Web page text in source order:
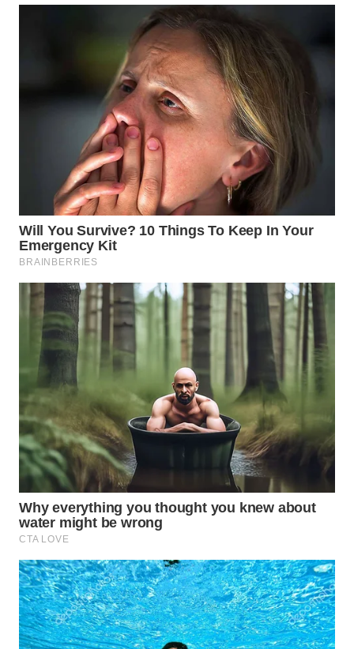
DANAU
WN
TAPANULI
SELATAN
WN
LESUNG
WN
KARO
WN
SIMALUNGUN
WN
LABUHANBATU
WN
TAPANULI
TENGAH
WN DELI
SERDANG
WN